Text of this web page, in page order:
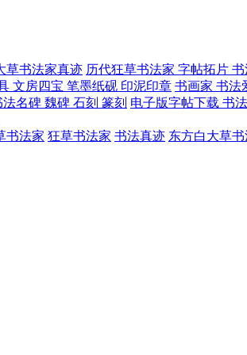
草书法家真迹 历代狂草书法家 字帖拓片
文房四宝 笔墨纸砚 印泥印章 书画家 书法
名碑 魏碑 石刻 篆刻 电子版字帖下载 书
书法家 狂草书法家 书法真迹 东方白大草书